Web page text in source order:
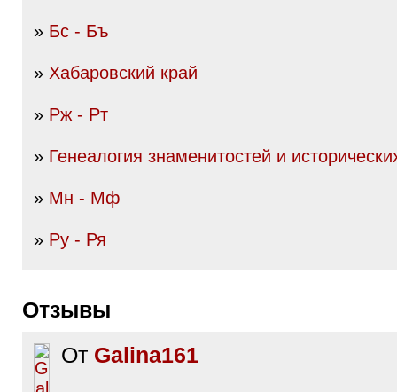
» Бс - Бъ
» Хабаровский край
» Рж - Рт
» Генеалогия знаменитостей и
» Мн - Мф
» Ру - Ря
Отзывы
От Galina161